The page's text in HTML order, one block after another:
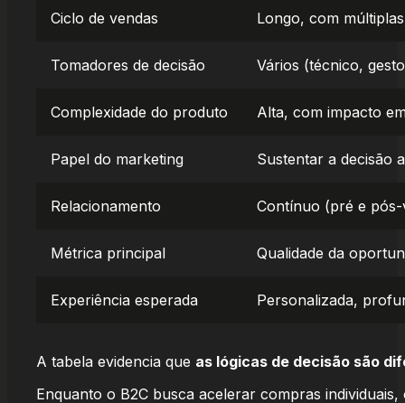
Ciclo de vendas Longo, com
Tomadores de decisão Vários (técnico,
Complexidade do produto Alta, com impacto
Papel do marketing Sustentar a decisão
Relacionamento Contínuo (pré e pós-
Métrica principal Qualidade da
Experiência esperada Personalizada,
A tabela evidencia que as lógicas de decisão são
Enquanto o B2C busca acelerar compras